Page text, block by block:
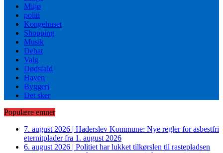
Miljø
politi
Kongehuset
Shopping
Musik
Debat
Valg
Dødsfald
Haven
Byggeri
Det sker
Populære emner
7. august 2026 | Haderslev Kommune: Nye regler for asbestfri
eternitplader fra 1. august 2026
6. august 2026 | Politiet har lukket tilkørslen til rastepladsen